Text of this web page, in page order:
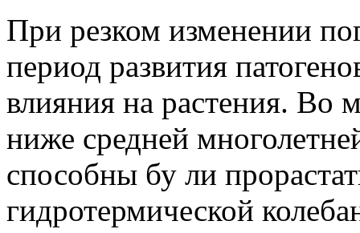
При резком изменении
период развития
влияния на растения. Во
ниже средней
способны бу ли
гидротермической